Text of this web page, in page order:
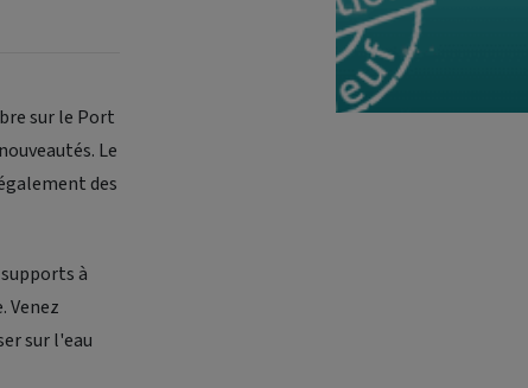
sur le Port
Le
des
à
Venez
sur l'eau